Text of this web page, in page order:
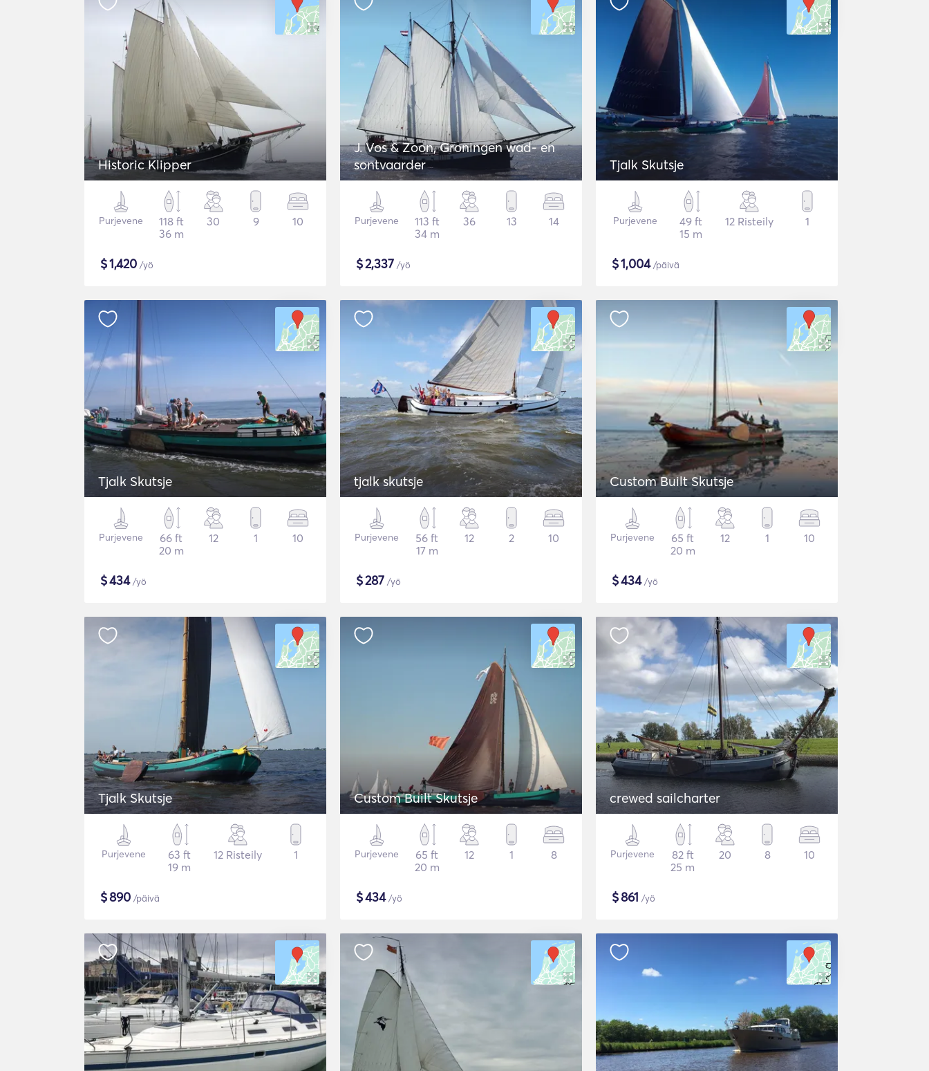
Historic Klipper
Purjevene
118 ft
36 m
30 9 10
$1,420 /yö
J. Vos & Zoon, Groningen wad- en
sontvaarder
Purjevene
113 ft
34 m
36 13 14
$2,337 /yö
Tjalk Skutsje
Purjevene
49 ft
15 m
12 Risteily 1
$1,004/päivä
Tjalk Skutsje
Purjevene
66 ft
20 m
12 1 10
$434/yö
tjalk skutsje
Purjevene
56 ft
17 m
12 2 10
$287 /yö
Custom Built Skutsje
Purjevene
65 ft
20 m
12 1 10
$434/yö
Tjalk Skutsje
Purjevene
63 ft
19 m
12 Risteily 1
$890 /päivä
Custom Built Skutsje
Purjevene
65 ft
20 m
12 1 8
$434/yö
crewed sailcharter
Purjevene
82 ft
25 m
20 8 10
$861 /yö